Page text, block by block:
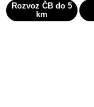
Rozvoz ČB do 5
km